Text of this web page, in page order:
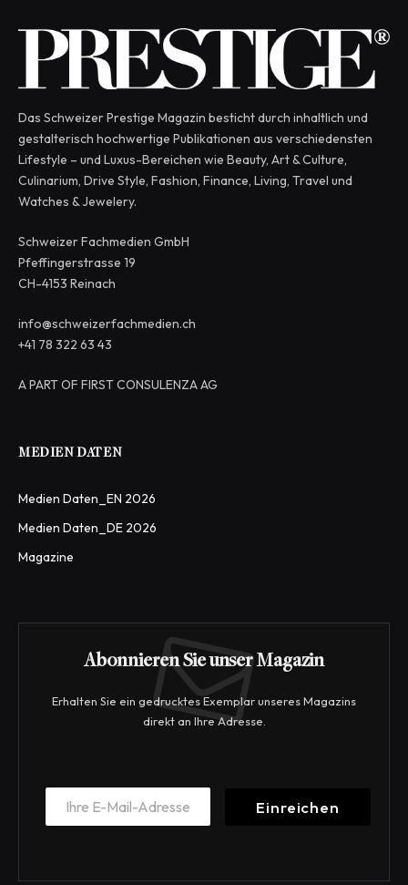
Das Schweizer Prestige Magazin besticht durch inhaltlich und
gestalterisch hochwertige Publikationen aus verschiedensten
Lifestyle – und Luxus-Bereichen wie Beauty, Art & Culture,
Culinarium, Drive Style, Fashion, Finance, Living, Travel und
Watches & Jewelery.
Schweizer Fachmedien GmbH
Pfeffingerstrasse 19
CH-4153 Reinach
info@schweizerfachmedien.ch
+41 78 322 63 43
A PART OF FIRST CONSULENZA AG
MEDIEN DATEN
Medien Daten_EN 2026
Medien Daten_DE 2026
Magazine
Abonnieren Sie unser Magazin
Erhalten Sie ein gedrucktes Exemplar unseres Magazins
direkt an Ihre Adresse.
E
a
*
Einreichen